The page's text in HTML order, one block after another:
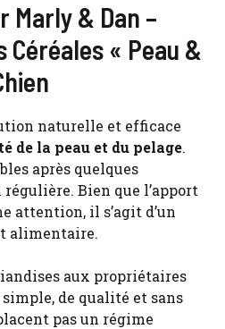
Marly & Dan –
Céréales « Peau &
naturelle et efficace
de la peau et du pelage.
après quelques
Bien que l’apport
attention, il s’agit d’un
alimentaire.
aux propriétaires
de qualité et sans
pas un régime